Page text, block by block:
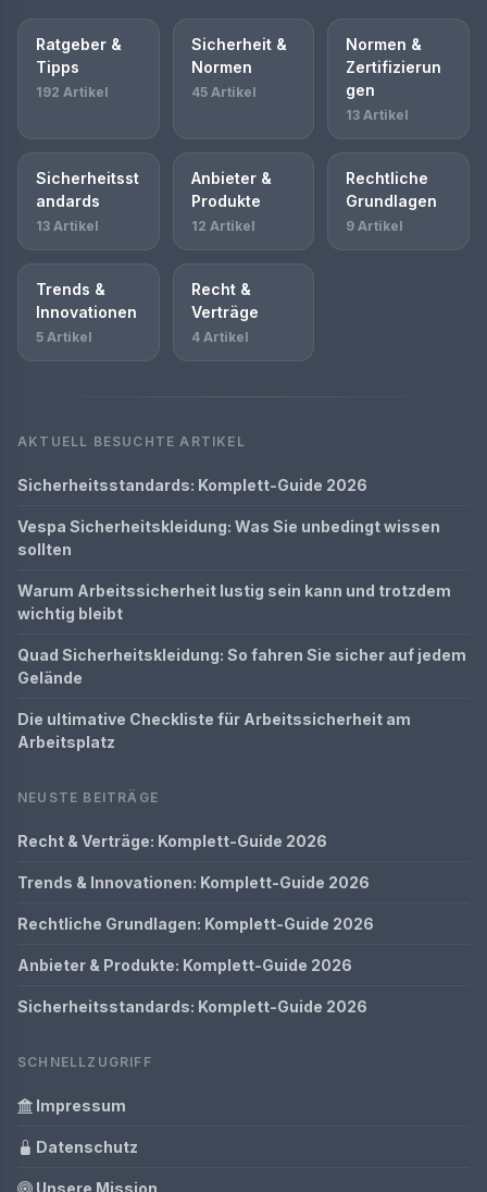
Ratgeber &
Tipps
192 Artikel
Sicherheit &
Normen
45 Artikel
Normen &
Zertifizierun
gen
13 Artikel
Sicherheitsst
andards
13 Artikel
Anbieter &
Produkte
12 Artikel
Rechtliche
Grundlagen
9 Artikel
Trends &
Innovationen
5 Artikel
Recht &
Verträge
4 Artikel
AKTUELL BESUCHTE ARTIKEL
Sicherheitsstandards: Komplett-Guide 2026
Vespa Sicherheitskleidung: Was Sie unbedingt wissen
sollten
Warum Arbeitssicherheit lustig sein kann und trotzdem
wichtig bleibt
Quad Sicherheitskleidung: So fahren Sie sicher auf jedem
Gelände
Die ultimative Checkliste für Arbeitssicherheit am
Arbeitsplatz
NEUSTE BEITRÄGE
Recht & Verträge: Komplett-Guide 2026
Trends & Innovationen: Komplett-Guide 2026
Rechtliche Grundlagen: Komplett-Guide 2026
Anbieter & Produkte: Komplett-Guide 2026
Sicherheitsstandards: Komplett-Guide 2026
SCHNELLZUGRIFF
Impressum
Datenschutz
Unsere Mission